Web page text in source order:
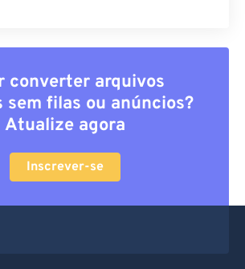
converter arquivos
sem filas ou anúncios?
Atualize agora
Inscrever-se